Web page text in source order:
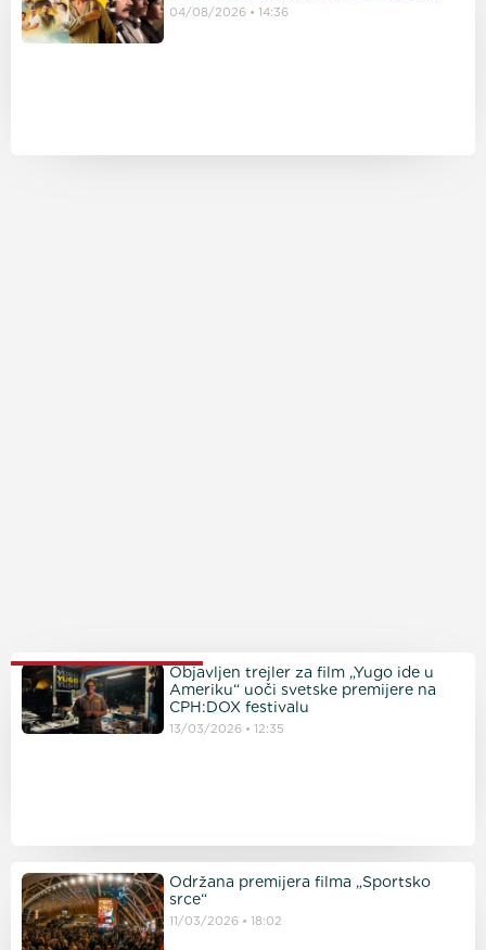
04/08/2026 14:36
PROČITAJTE JOŠObjavljen trejler za film „Yugo ide u
Ameriku“ uoči svetske premijere na
CPH:DOX festivalu
13/03/2026 12:35
Održana premijera filma „Sportsko
srce“
11/03/2026 18:02